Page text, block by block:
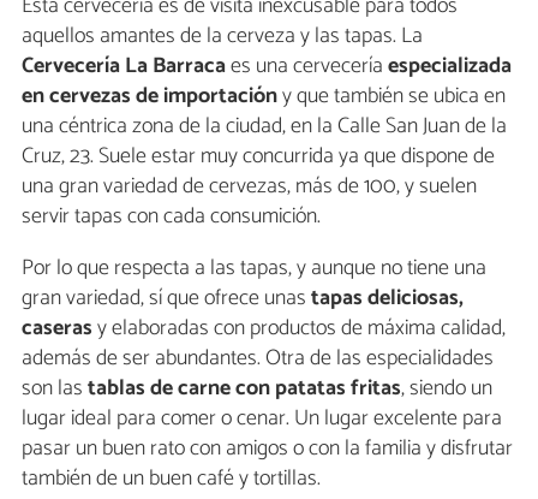
aquellos amantes de la cerveza y las tapas. La
Cervecería La Barracaes una cerveceríaespecializada
en cervezas de importacióny que también se ubica en
una céntrica zona de la ciudad, en la Calle San Juan de la
Cruz, 23. Suele estar muy concurrida ya que dispone de
una gran variedad de cervezas, más de 100, y suelen
servir tapas con cada consumición.
Por lo que respecta a las tapas, y aunque no tiene una
gran variedad, sí que ofrece unastapas deliciosas,
caserasy elaboradas con productos de máxima calidad,
además de ser abundantes. Otra de las especialidades
son lastablas de carne con patatas fritas, siendo un
lugar ideal para comer o cenar. Un lugar excelente para
pasar un buen rato con amigos o con la familia y disfrutar
también de un buen café y tortillas.